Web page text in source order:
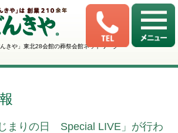
きや」東北28会館の葬祭会館ネットワーク
まりの日 Special LIVE」が行わ